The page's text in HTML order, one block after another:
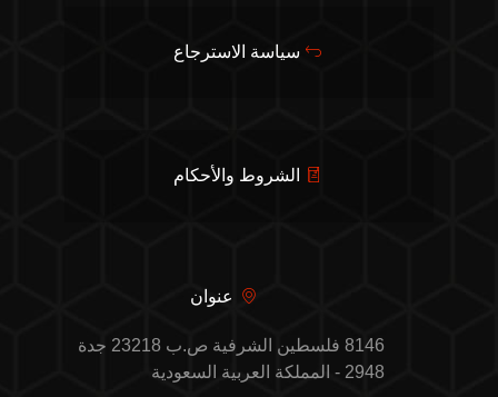
سياسة الاسترجاع
الشروط والأحكام
عنوان
8146 فلسطين الشرفية ص.ب 23218 جدة
2948 - المملكة العربية السعودية